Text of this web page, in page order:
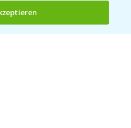
(noch 4)Datenschutzerklärung